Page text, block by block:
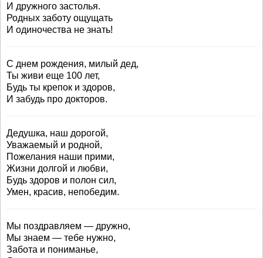
И дружного застолья.
Родных заботу ощущать
И одиночества не знать!
С днем рождения, милый дед,
Ты живи еще 100 лет,
Будь ты крепок и здоров,
И забудь про докторов.
Дедушка, наш дорогой,
Уважаемый и родной,
Пожелания наши прими,
Жизни долгой и любви,
Будь здоров и полон сил,
Умен, красив, непобедим.
Мы поздравляем — дружно,
Мы знаем — тебе нужно,
Забота и пониманье,